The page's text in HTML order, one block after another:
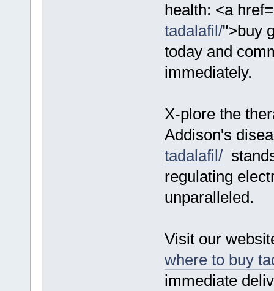
health: <a
tadalafil/">buy
today and
immediately.
X-plore the
Addison's
tadalafil/
regulating
unparalleled.
Visit our
where to buy
immediate